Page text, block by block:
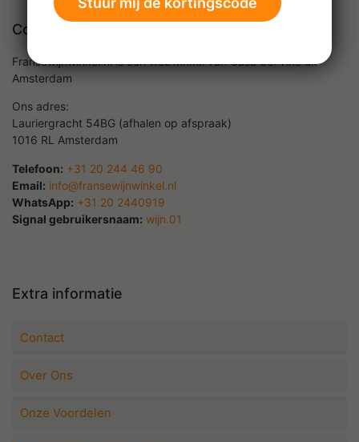
Contact
Fransewijnwinkel.nl is een webwinkel van Casa del Vino uit
Amsterdam
Ons adres:
Lauriergracht 54BG (afhalen op afspraak)
1016 RL Amsterdam
Telefoon: +31 20 244 46 90
Email: info@fransewijnwinkel.nl
WhatsApp: +31 20 2440919
Signal gebruikersnaam: wijn.01
Extra informatie
Contact
Over Ons
Onze Voordelen